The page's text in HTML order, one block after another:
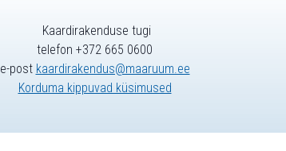
Kaardirakenduse tugi
telefon +372 665 0600
e-post kaardirakendus@maaruum.ee
Korduma kippuvad küsimused